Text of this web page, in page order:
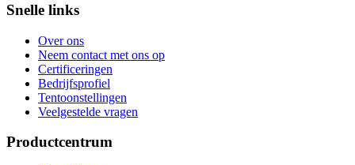
Snelle links
Over ons
Neem contact met ons op
Certificeringen
Bedrijfsprofiel
Tentoonstellingen
Veelgestelde vragen
Productcentrum